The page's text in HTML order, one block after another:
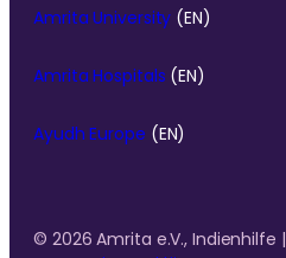
Amrita University (EN)
Amrita Hospitals (EN)
Ayudh Europe (EN)
© 2026 Amrita e.V., Indienhilfe |